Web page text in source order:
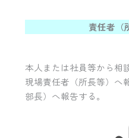
責任者（
本人または社員等から相
現場責任者（所長等）へ
部長）へ報告する。